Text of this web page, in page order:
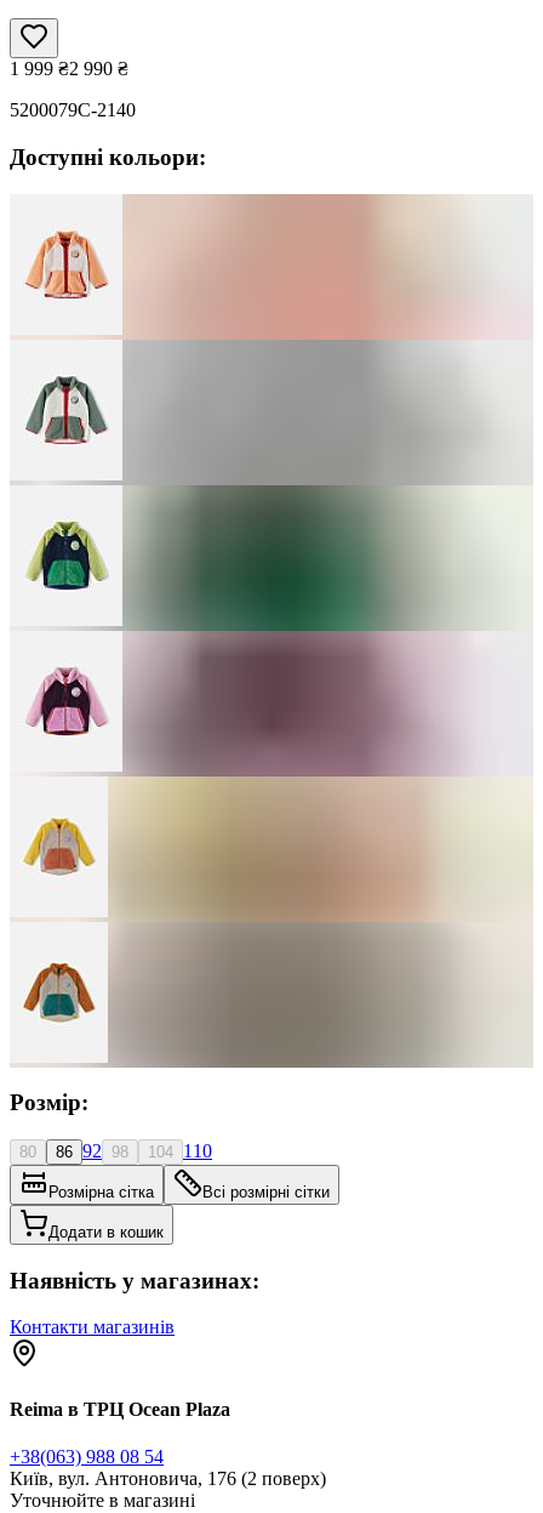
1 999 ₴2 990 ₴
5200079C-2140
Доступні кольори:
Розмір:
80 86 92 98 104 110
Розмірна сітка Всі розмірні сітки
Додати в кошик
Наявність у магазинах:
Контакти магазинів
Reima в ТРЦ Ocean Plaza
+38(063) 988 08 54
Київ, вул. Антоновича, 176 (2 поверх)
Уточнюйте в магазині